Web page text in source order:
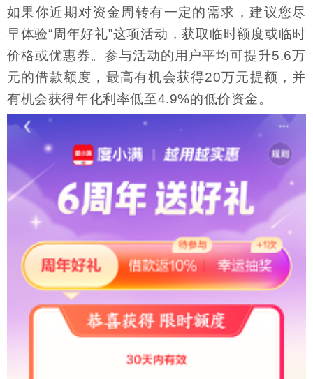
如果你近期对资金周转有一定的需求，建议您尽
早体验“周年好礼”这项活动，获取临时额度或临时
价格或优惠券。参与活动的用户平均可提升5.6万
元的借款额度，最高有机会获得20万元提额，并
有机会获得年化利率低至4.9%的低价资金。